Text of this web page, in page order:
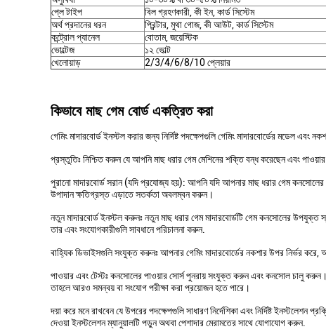
প্লে টাইপ
বিল গ্রহণকারী, কী ইন, কার্ড সিস্টেম
অর্থ প্রদানের ধরন
প্রিন্টার, মুথা গোজ, কী আউট, কার্ড সিস্টেম
কন্ট্রোল প্যানেল
বোতাম, জয়েস্টিক
ভোল্টেজ
১২ ভোল্ট
খেলোয়াড়
2/3/4/6/8/10 প্লেয়ার
কিভাবে মাছ গেম বোর্ড একত্রিত করা
গেমিং মাদারবোর্ড ইনস্টল করার জন্য নির্দিষ্ট পদক্ষেপগুলি গেমিং মাদারবোর্ডের মডেল এবং
প্রস্তুতিঃ নিশ্চিত করুন যে আপনি মাছ ধরার গেম মেশিনের শক্তি বন্ধ করেছেন এবং
পুরানো মাদারবোর্ড সরান (যদি প্রযোজ্য হয়): আপনি যদি আপনার মাছ ধরার গেম কনসোলের
উপাদান ক্ষতিগ্রস্ত এড়াতে সতর্কতা অবলম্বন করুন।
নতুন মাদারবোর্ড ইনস্টল করুনঃ নতুন মাছ ধরার গেম মাদারবোর্ডটি গেম কনসোলের
তার এবং সংযোগকারীগুলি সাবধানে পরিচালনা করুন.
বাহ্যিক ডিভাইসগুলি সংযুক্ত করুনঃ আপনার গেমিং মাদারবোর্ডের নকশার উপর নির্ভর
পাওয়ার এবং টেস্টঃ কনসোলের পাওয়ার সোর্স পুনরায় সংযুক্ত করুন এবং কনসোল চালু
তাহলে আরও সমন্বয় বা সংযোগ পরীক্ষা করা প্রয়োজন হতে পারে।
দয়া করে মনে রাখবেন যে উপরের পদক্ষেপগুলি সাধারণ নির্দেশিকা এবং নির্দিষ্ট ইনস্টলেশন
দেওয়া ইনস্টলেশন ম্যানুয়ালটি পড়ুন অথবা পেশাদার মেরামতের সাথে যোগাযোগ করুন.